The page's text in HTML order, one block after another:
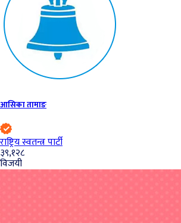
आसिका तामाङ
राष्ट्रिय स्वतन्त्र पार्टी
३९,१२८
विजयी